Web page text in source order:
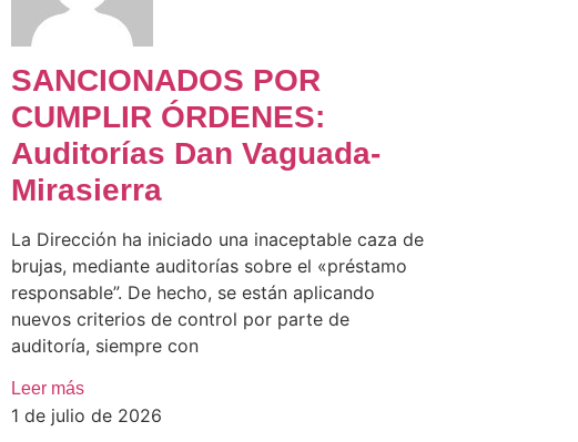
SANCIONADOS POR
CUMPLIR ÓRDENES:
Auditorías Dan Vaguada-
Mirasierra
La Dirección ha iniciado una inaceptable caza de
brujas, mediante auditorías sobre el «préstamo
responsable”. De hecho, se están aplicando
nuevos criterios de control por parte de
auditoría, siempre con
Leer más
1 de julio de 2026